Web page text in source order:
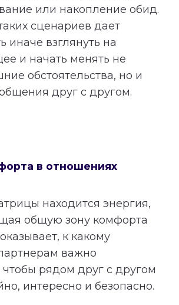
или накопление обид.
сценариев дает
иначе взглянуть на
и начать менять не
обстоятельства, но и
друг с другом.
в отношениях
находится энергия,
общую зону комфорта
к какому
важно
чтобы рядом друг с другом
интересно и безопасно.